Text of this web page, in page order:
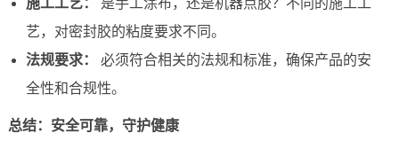
艺，对密封胶的粘度要求不同。
法规要求：
必须符合相关的法规和标准，确保产品的安
全性和合规性。
总结：安全可靠，守护健康